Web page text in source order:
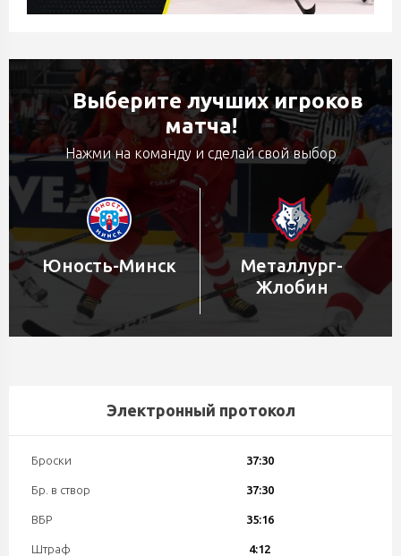
Выберите лучших игроков
матча!
Нажми на команду и сделай свой выбор
Юность-Минск
Металлург-
Жлобин
Электронный протокол
Броски 37:30
Бр. в створ 37:30
ВБР 35:16
Штраф 4:12